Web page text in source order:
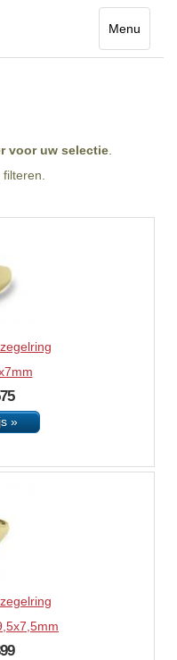
Menu
Toggle
voor uw selectie
»